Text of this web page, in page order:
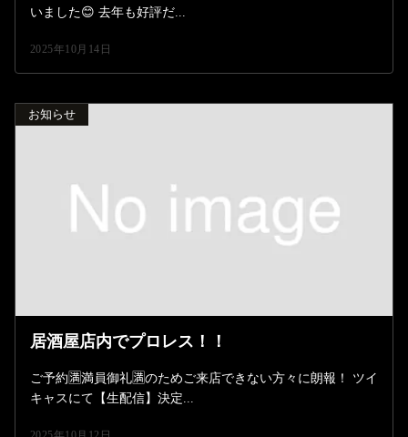
いました😊 去年も好評だ...
2025年10月14日
お知らせ
居酒屋店内でプロレス！！
ご予約🈵満員御礼🈵のためご来店できない方々に朗報！ ツイ
キャスにて【生配信】決定...